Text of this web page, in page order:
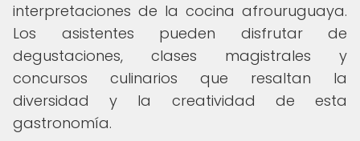
interpretaciones de la cocina afrouruguaya.
Los asistentes pueden disfrutar de
degustaciones, clases magistrales y
concursos culinarios que resaltan la
diversidad y la creatividad de esta
gastronomía.